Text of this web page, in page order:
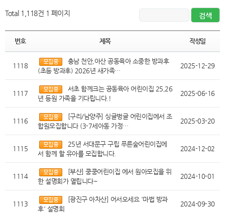
Total 1,118건 1 페이지
번호 제목 작성일
1118
충남 천안,아산 공동육아 소중한 방과후
(초등 방과후) 2026년 새가족…
2025-12-29
1117
서초 함께크는 공동육아 어린이집 25,26
년 등원 가족을 기다립니다.!
2025-06-16
1116
[구리/남양주] 싱글벙글 어린이집에서 조
합원모집합니다 (3-7세아동 가정…
2025-03-20
1115
25년 서대문구 구립 푸른숲어린이집에
서 함께 할 유아를 모집합니다.
2024-12-02
1114
[부산] 쿵쿵어린이집 에서 원아모집을 위
한 설명회가 열립니다~
2024-10-01
1113
[광진구 아차산] 어서오세요 '마법 방과
후' 설명회
2024-09-30